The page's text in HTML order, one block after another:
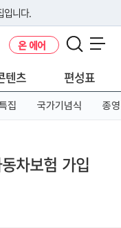
입니다.
용하고 있다면 아래 URL에
온 에어
텐츠 편성표
집 국가기념식 종영
차보험 가입